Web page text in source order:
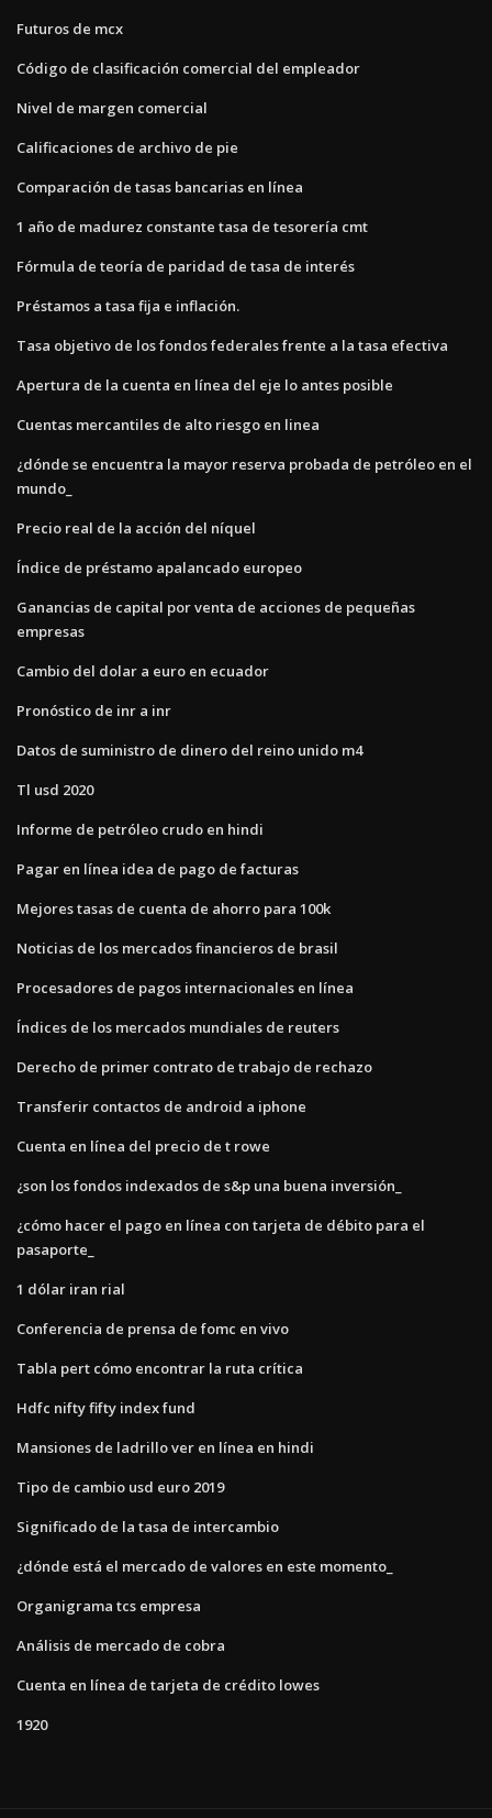
Futuros de mcx
Código de clasificación comercial del empleador
Nivel de margen comercial
Calificaciones de archivo de pie
Comparación de tasas bancarias en línea
1 año de madurez constante tasa de tesorería cmt
Fórmula de teoría de paridad de tasa de interés
Préstamos a tasa fija e inflación.
Tasa objetivo de los fondos federales frente a la tasa efectiva
Apertura de la cuenta en línea del eje lo antes posible
Cuentas mercantiles de alto riesgo en linea
¿dónde se encuentra la mayor reserva probada de petróleo en el
mundo_
Precio real de la acción del níquel
Índice de préstamo apalancado europeo
Ganancias de capital por venta de acciones de pequeñas
empresas
Cambio del dolar a euro en ecuador
Pronóstico de inr a inr
Datos de suministro de dinero del reino unido m4
Tl usd 2020
Informe de petróleo crudo en hindi
Pagar en línea idea de pago de facturas
Mejores tasas de cuenta de ahorro para 100k
Noticias de los mercados financieros de brasil
Procesadores de pagos internacionales en línea
Índices de los mercados mundiales de reuters
Derecho de primer contrato de trabajo de rechazo
Transferir contactos de android a iphone
Cuenta en línea del precio de t rowe
¿son los fondos indexados de s&p una buena inversión_
¿cómo hacer el pago en línea con tarjeta de débito para el
pasaporte_
1 dólar iran rial
Conferencia de prensa de fomc en vivo
Tabla pert cómo encontrar la ruta crítica
Hdfc nifty fifty index fund
Mansiones de ladrillo ver en línea en hindi
Tipo de cambio usd euro 2019
Significado de la tasa de intercambio
¿dónde está el mercado de valores en este momento_
Organigrama tcs empresa
Análisis de mercado de cobra
Cuenta en línea de tarjeta de crédito lowes
1920